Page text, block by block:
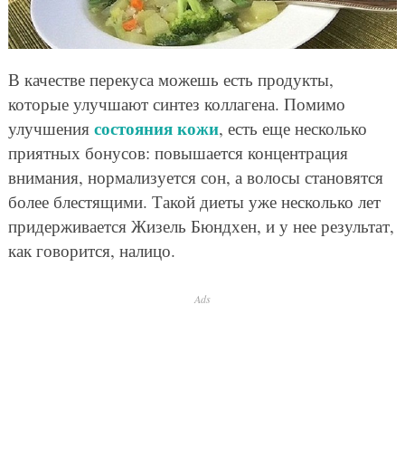
В качестве перекуса можешь есть продукты,
которые улучшают синтез коллагена. Помимо
улучшения состояния кожи, есть еще несколько
приятных бонусов: повышается концентрация
внимания, нормализуется сон, а волосы становятся
более блестящими. Такой диеты уже несколько лет
придерживается Жизель Бюндхен, и у нее результат,
как говорится, налицо.
Ads